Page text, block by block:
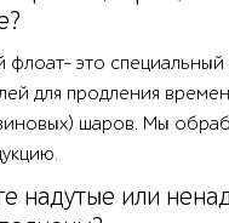
флоат- это специальный
для продления
шаров. Мы
надутые или